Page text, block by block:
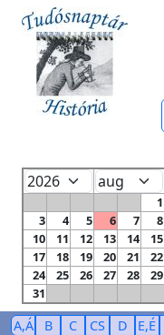
1
3
4 5 6 7 8
10
11 12 13 14 15
17
18 19 20 21 22
24
25 26 27 28 29
31
A,Á B C CS D E,É